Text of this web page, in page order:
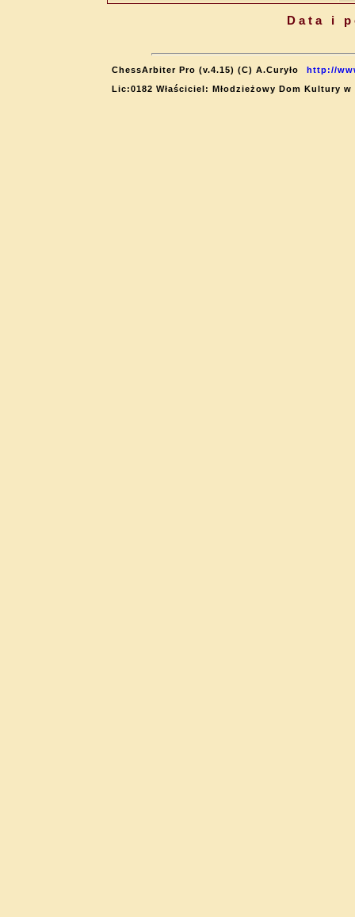
Data i
ChessArbiter Pro (v.4.15) (C) A.Curyło
http://
Lic:0182 Właściciel: Młodzieżowy Dom Kultury w